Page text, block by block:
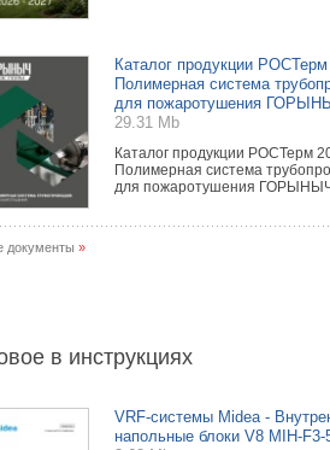
Каталог продукции
Полимерная система
для пожаротушения
29.31 Mb
Каталог продукции РОСТерм
Полимерная система
для пожаротушения
документы »
в инструкциях
VRF-системы Midea -
напольные блоки V8 MIH-F3-